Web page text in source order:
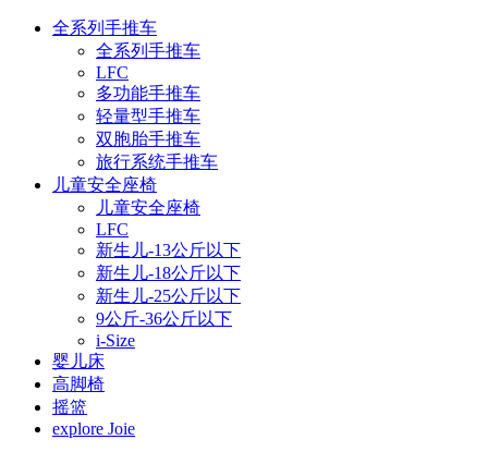
全系列手推车
全系列手推车
LFC
多功能手推车
轻量型手推车
双胞胎手推车
旅行系统手推车
儿童安全座椅
儿童安全座椅
LFC
新生儿-13公斤以下
新生儿-18公斤以下
新生儿-25公斤以下
9公斤-36公斤以下
i-Size
婴儿床
高脚椅
摇篮
explore Joie